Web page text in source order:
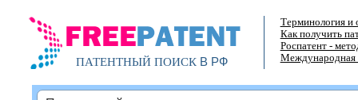
ПАТЕНТНЫЙ ПОИСКВ РФ
Терминология и
Как получить
Роспатент -
Международная